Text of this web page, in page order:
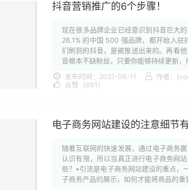
抖音营销推广的6个步骤！
现在很多品牌企业已经意识到抖音巨大
26.1% 的中国 500 强品牌，都开始入
们刷到的抖音，是被推送出来的。再看
音根本不缺粉丝，只要你能够持续更新，
发布时间：2021-06-11
作者：
点赞（691）
电子商务网站建设的注意细节
随着互联网的快速发展，通过电子商务
认识有限，所以当真正进行电子商务网
些？•引流是电子商务网站建设的重点，
子商务产品的展示，如何才能将商品的重